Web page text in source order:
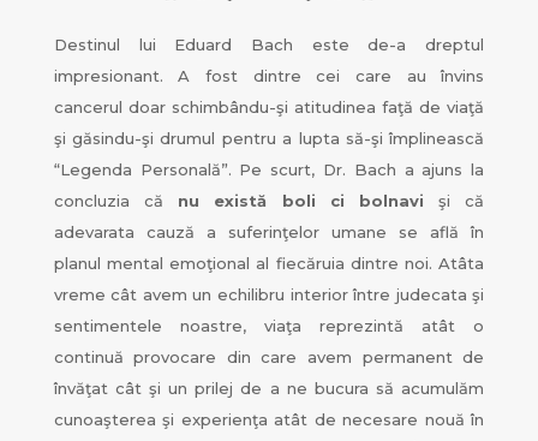
Destinul lui Eduard Bach este de-a dreptul
impresionant. A fost dintre cei care au învins
cancerul doar schimbându-şi atitudinea faţă de viaţă
şi găsindu-şi drumul pentru a lupta să-şi împlinească
“Legenda Personală”. Pe scurt, Dr. Bach a ajuns la
concluzia că nu există boli ci bolnavi şi că
adevarata cauză a suferinţelor umane se află în
planul mental emoţional al fiecăruia dintre noi. Atâta
vreme cât avem un echilibru interior între judecata şi
sentimentele noastre, viaţa reprezintă atât o
continuă provocare din care avem permanent de
învăţat cât şi un prilej de a ne bucura să acumulăm
cunoaşterea şi experienţa atât de necesare nouă în